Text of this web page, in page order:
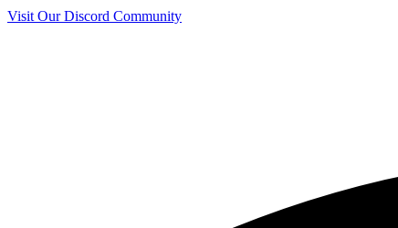
Visit Our Discord Community